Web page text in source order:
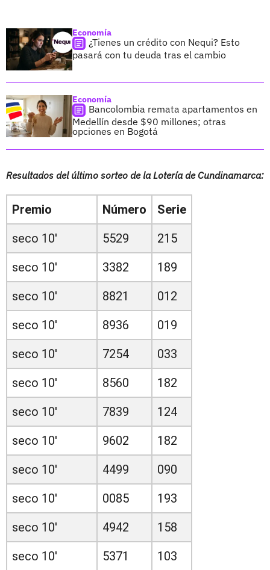
Economía
¿Tienes un crédito con Nequi? Esto
pasará con tu deuda tras el cambio
Economía
Bancolombia remata apartamentos en
Medellín desde $90 millones; otras
opciones en Bogotá
Resultados del último sorteo de la Lotería de Cundinamarca:
Premio Número
Serie
seco 10'
5529
215
seco 10'
3382
189
seco 10'
8821
012
seco 10'
8936
019
seco 10'
7254
033
seco 10'
8560
182
seco 10'
7839
124
seco 10'
9602
182
seco 10'
4499
090
seco 10'
0085
193
seco 10'
4942
158
seco 10'
5371
103